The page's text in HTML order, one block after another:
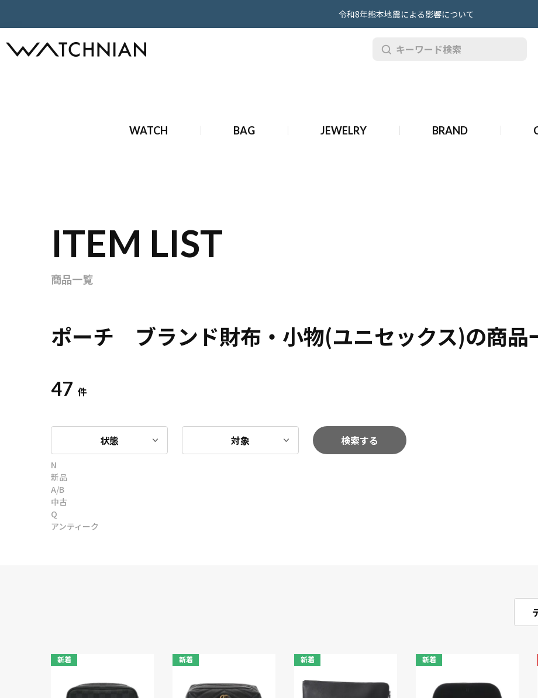
令和8年熊本地震による影響について
WATCH BAG JEWELRY BRAND
ITEM LIST
商品一覧
ポーチ ブランド財布・小物(ユニセックス)の商品
47 件
状態 対象 検索する
N
新品
A/B
中古
Q
アンティーク
新着 新着 新着 新着